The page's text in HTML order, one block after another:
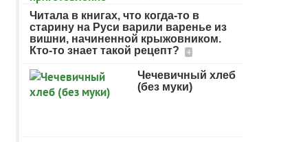
Читала в книгах, что когда-то в
старину на Руси варили варенье из
вишни, начиненной крыжовником.
Кто-то знает такой рецепт?
4
Чечевичный хлеб
(без муки)